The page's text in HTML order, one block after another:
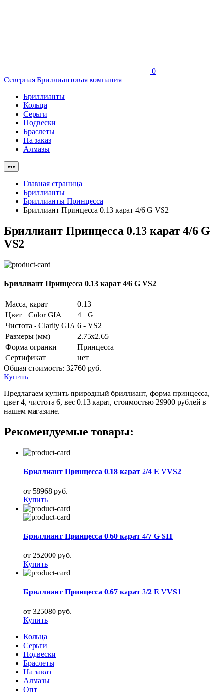
0
Северная Бриллиантовая компания
Бриллианты
Кольца
Серьги
Подвески
Браслеты
На заказ
Алмазы
•••
Главная страница
Бриллианты
Бриллианты Принцесса
Бриллиант Принцесса 0.13 карат 4/6 G VS2
Бриллиант Принцесса 0.13 карат 4/6 G
VS2
Бриллиант Принцесса 0.13 карат 4/6 G VS2
Масса, карат
0.13
Цвет - Color GIA
4 - G
Чистота - Clarity GIA 6 - VS2
Размеры (мм)
2.75x2.65
Форма огранки
Принцесса
Сертификат
нет
Общая стоимость: 32760 руб.
Купить
Предлагаем купить природный бриллиант, форма принцесса,
цвет 4, чистота 6, вес 0.13 карат, стоимостью 29900 рублей в
нашем магазине.
Рекомендуемые товары:
Бриллиант Принцесса 0.18 карат 2/4 E VVS2
от 58968 руб.
Купить
Бриллиант Принцесса 0.60 карат 4/7 G SI1
от 252000 руб.
Купить
Бриллиант Принцесса 0.67 карат 3/2 E VVS1
от 325080 руб.
Купить
Кольца
Серьги
Подвески
Браслеты
На заказ
Алмазы
Опт